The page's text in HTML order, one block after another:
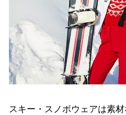
スキー・スノボウェアは素